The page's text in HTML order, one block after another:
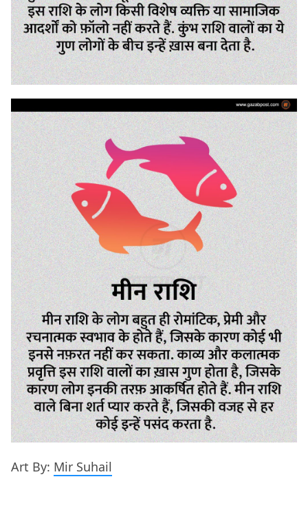
Art By: Mir Suhail